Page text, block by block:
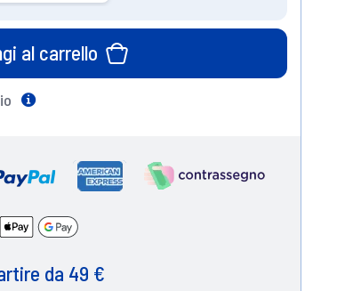
al carrello
da 49 €